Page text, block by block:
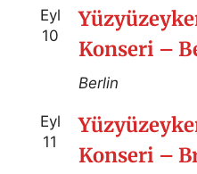
Eyl
10
Konseri –
Berlin
Eyl
11
Konseri –